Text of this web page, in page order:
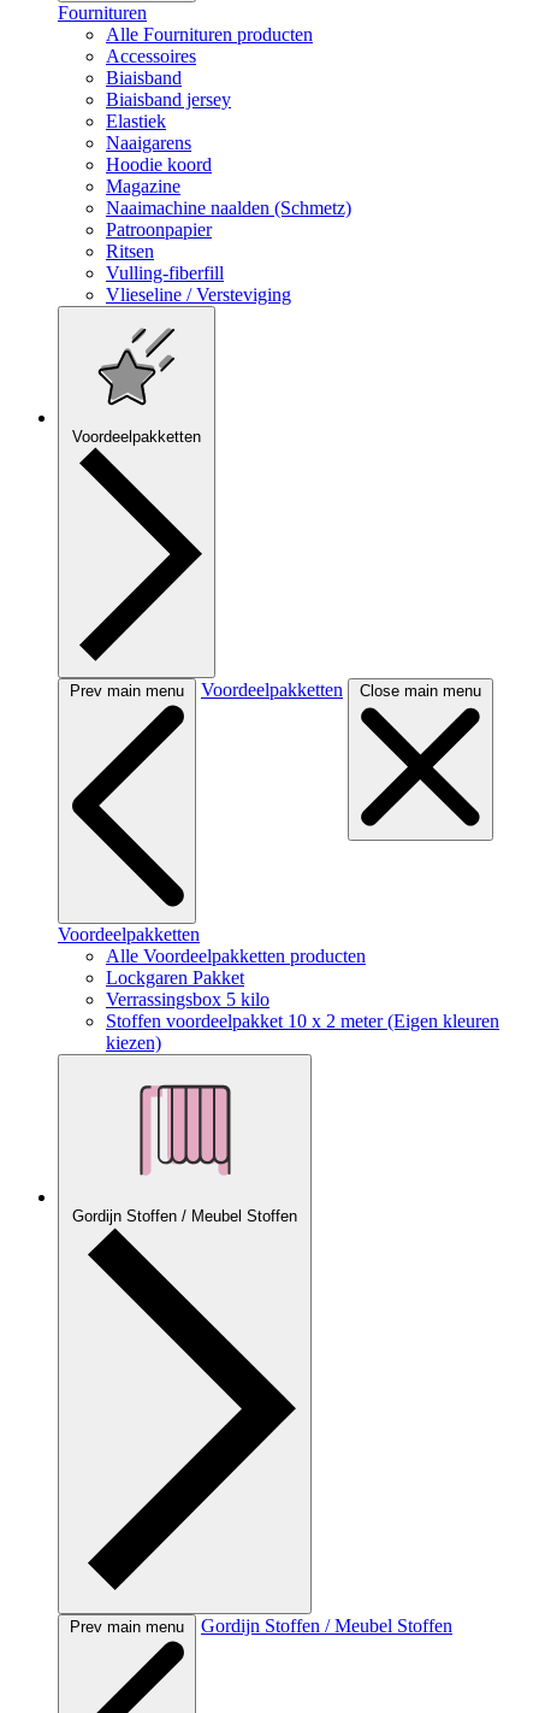
Fournituren
Alle Fournituren producten
Accessoires
Biaisband
Biaisband jersey
Elastiek
Naaigarens
Hoodie koord
Magazine
Naaimachine naalden (Schmetz)
Patroonpapier
Ritsen
Vulling-fiberfill
Vlieseline / Versteviging
Voordeelpakketten
Prev main menu Voordeelpakketten Close main menu
Voordeelpakketten
Alle Voordeelpakketten producten
Lockgaren Pakket
Verrassingsbox 5 kilo
Stoffen voordeelpakket 10 x 2 meter (Eigen kleuren
kiezen)
Gordijn Stoffen / Meubel Stoffen
Prev main menu Gordijn Stoffen / Meubel Stoffen